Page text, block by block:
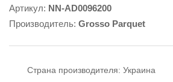
Артикул: NN-AD0096200
Производитель: Grosso Parquet
Страна производителя: Украина